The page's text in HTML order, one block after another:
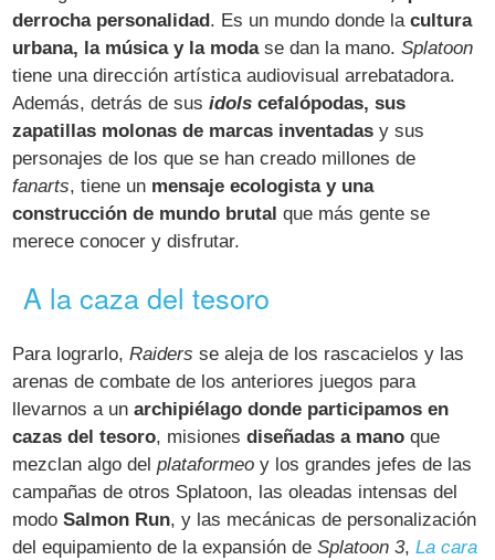
derrocha personalidad. Es un mundo donde lacultura
urbana, la música y la modase dan la mano.Splatoon
tiene una dirección artística audiovisual arrebatadora.
Además, detrás de susidols cefalópodas, sus
zapatillas molonas de marcas inventadas y sus
personajes de los que se han creado millones de
fanarts, tiene un mensaje ecologista y una
construcción de mundo brutal que más gente se
merece conocer y disfrutar.
A la caza del tesoro
Para lograrlo,Raiders se aleja de los rascacielos y las
arenas de combate de los anteriores juegos para
llevarnos a unarchipiélago donde participamos en
cazas del tesoro, misionesdiseñadas a mano que
mezclan algo delplataformeo y los grandes jefes de las
campañas de otros Splatoon, las oleadas intensas del
modoSalmon Run, y las mecánicas de personalización
del equipamiento de la expansión deSplatoon 3,La cara